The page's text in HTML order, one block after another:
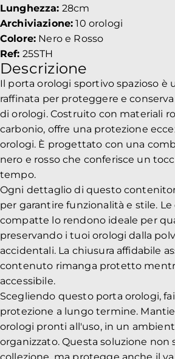
Lunghezza: 28cm
Archiviazione: 10 orologi
Colore: Nero e Rosso
Ref: 25STH
Descrizione
Il porta orologi sportivo spazioso è
raffinata per proteggere e
di orologi. Costruito con materiali
carbonio, offre una protezione
orologi. È progettato con una
nero e rosso che conferisce un
tempo.
Ogni dettaglio di questo
per garantire funzionalità e stile.
compatte lo rendono ideale per
preservando i tuoi orologi dalla
accidentali. La chiusura affidabile
contenuto rimanga protetto
accessibile.
Scegliendo questo porta orologi,
protezione a lungo termine.
orologi pronti all'uso, in un
organizzato. Questa soluzione non